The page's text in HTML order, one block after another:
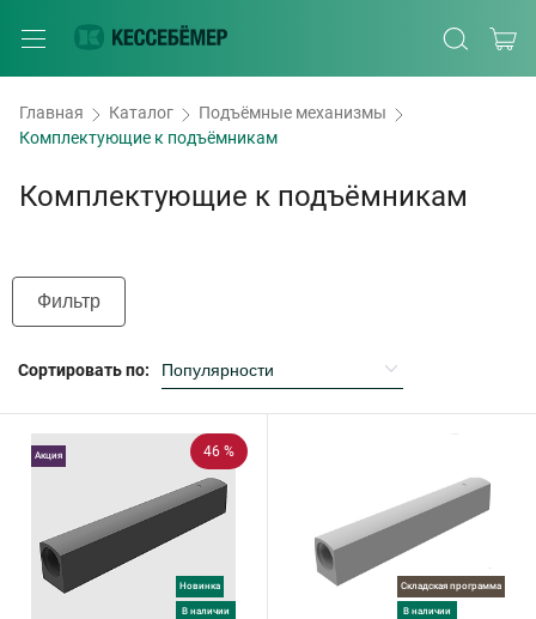
Главная Каталог
Подъёмные механизмы
Комплектующие к подъёмникам
Комплектующие к подъёмникам
Фильтр
Сортировать по:
46 %
Новинка
в наличии
Акция
Складская программа
в наличии